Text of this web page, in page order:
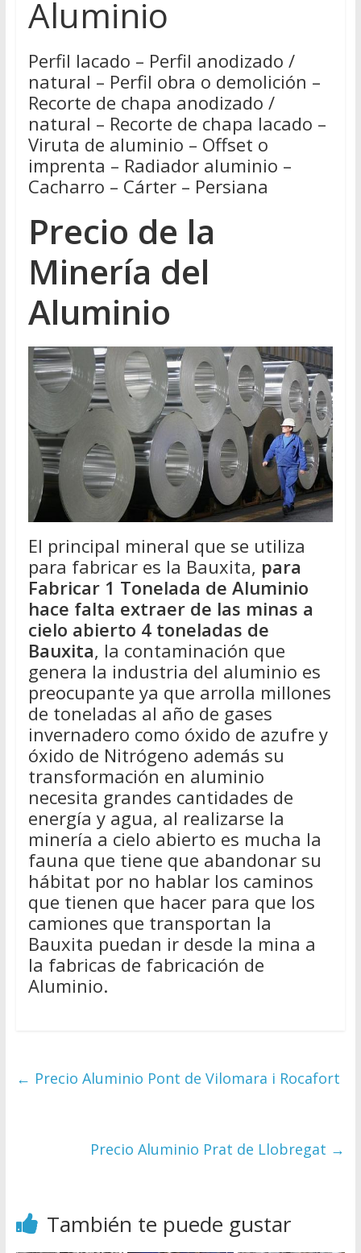
Aluminio
Perfil lacado – Perfil anodizado /
natural – Perfil obra o demolición –
Recorte de chapa anodizado /
natural – Recorte de chapa lacado –
Viruta de aluminio – Offset o
imprenta – Radiador aluminio –
Cacharro – Cárter – Persiana
Precio de la
Minería del
Aluminio
El principal mineral que se utiliza
para fabricar es la Bauxita, para
Fabricar 1 Tonelada de Aluminio
hace falta extraer de las minas a
cielo abierto 4 toneladas de
Bauxita, la contaminación que
genera la industria del aluminio es
preocupante ya que arrolla millones
de toneladas al año de gases
invernadero como óxido de azufre y
óxido de Nitrógeno además su
transformación en aluminio
necesita grandes cantidades de
energía y agua, al realizarse la
minería a cielo abierto es mucha la
fauna que tiene que abandonar su
hábitat por no hablar los caminos
que tienen que hacer para que los
camiones que transportan la
Bauxita puedan ir desde la mina a
la fabricas de fabricación de
Aluminio.
← Precio Aluminio Pont de Vilomara i Rocafort
Precio Aluminio Prat de Llobregat →
También te puede gustar